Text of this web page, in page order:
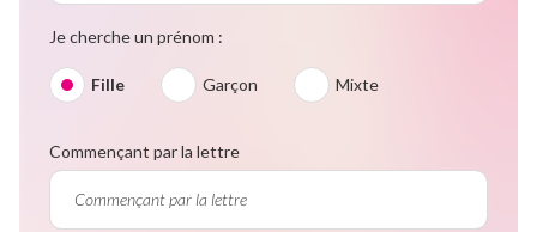
Je cherche un prénom :
Fille Garçon Mixte
Commençant par la lettre